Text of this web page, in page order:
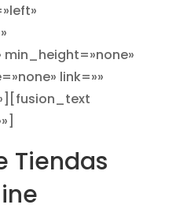
link=»»
Tiendas